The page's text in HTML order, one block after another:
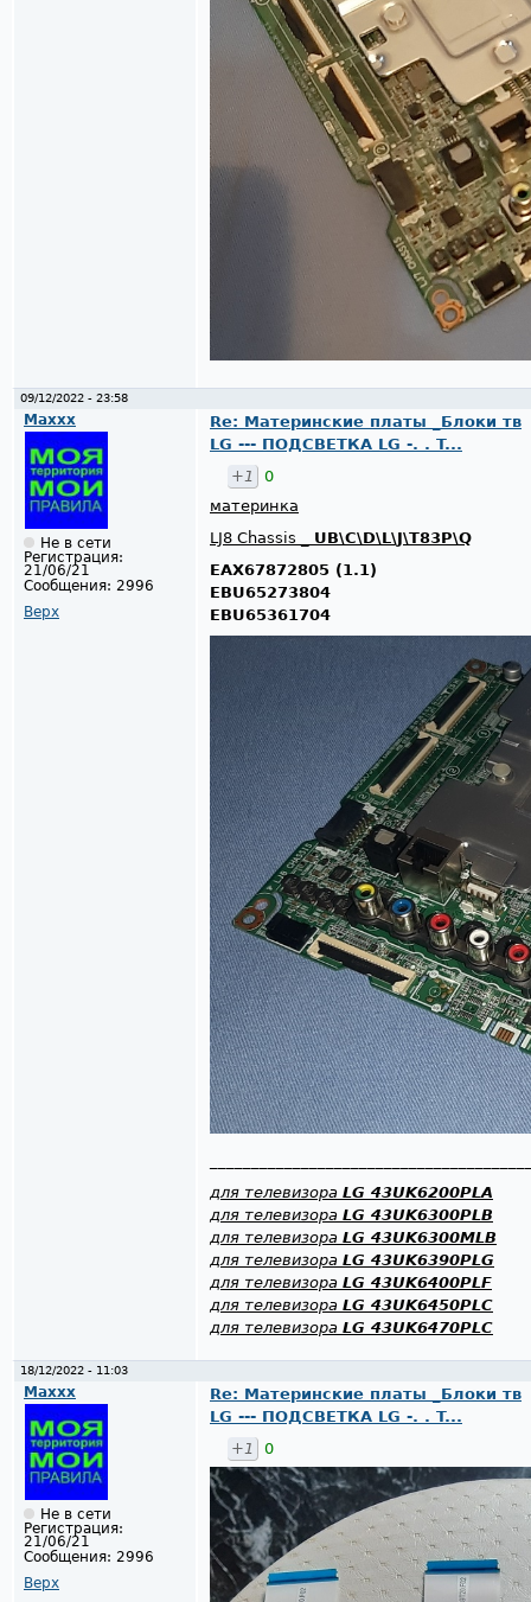
09/12/2022 - 23:58
Maxxx
Не в сети
Регистрация:
21/06/21
Сообщения: 2996
Верх
Re: Материнские платы _Блоки тв
LG --- ПОДСВЕТКА LG -. . T...
+1
0
материнка
LJ8 Chassis _ UB\C\D\L\J\T83P\Q
EAX67872805 (1.1)
EBU65273804
EBU65361704
для телевизора LG 43UK6200PLA
для телевизора LG 43UK6300PLB
для телевизора LG 43UK6300MLB
для телевизора LG 43UK6390PLG
для телевизора LG 43UK6400PLF
для телевизора LG 43UK6450PLC
для телевизора LG 43UK6470PLC
18/12/2022 - 11:03
Maxxx
Не в сети
Регистрация:
21/06/21
Сообщения: 2996
Верх
Re: Материнские платы _Блоки тв
LG --- ПОДСВЕТКА LG -. . T...
+1
0